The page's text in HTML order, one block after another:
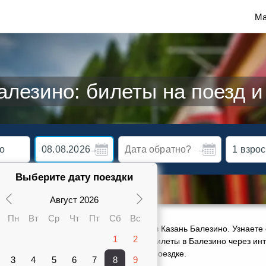
билеты на поезд
Выберите дату поездки
Август 2026
Пн
Вт Ср Чт Пт Сб Вс
1 2
3 4 5 6 7 8 9
расписание движения поездов Казань Балезино.
от 970 руб. Сможете заказать ж/д билеты в Балезино через
1 поезда, оставить отзыв о своей поездке.